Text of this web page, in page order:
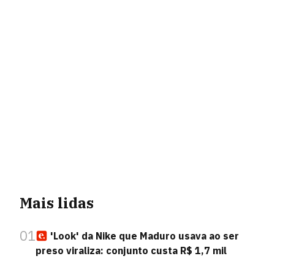
Mais lidas
01
'Look' da Nike que Maduro usava ao ser
preso viraliza: conjunto custa R$ 1,7 mil